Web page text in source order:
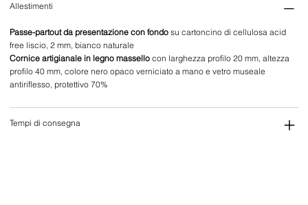
Allestimenti
Passe-partout da presentazione con fondo su cartoncino di cellulosa acid
free liscio, 2 mm, bianco naturale
Cornice artigianale in legno massello con larghezza profilo 20 mm, altezza
profilo 40 mm, colore nero opaco verniciato a mano e vetro museale
antiriflesso, protettivo 70%
Tempi di consegna